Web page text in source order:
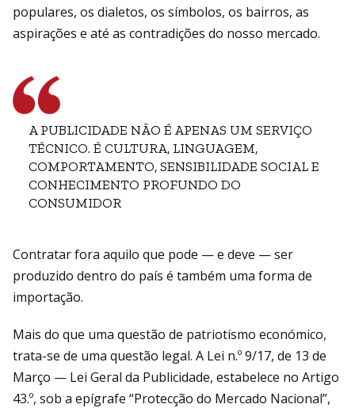
populares, os dialetos, os símbolos, os bairros, as
aspirações e até as contradições do nosso mercado.
A PUBLICIDADE NÃO É APENAS UM SERVIÇO
TÉCNICO. É CULTURA, LINGUAGEM,
COMPORTAMENTO, SENSIBILIDADE SOCIAL E
CONHECIMENTO PROFUNDO DO
CONSUMIDOR
Contratar fora aquilo que pode — e deve — ser
produzido dentro do país é também uma forma de
importação.
Mais do que uma questão de patriotismo económico,
trata-se de uma questão legal. A Lei n.º 9/17, de 13 de
Março — Lei Geral da Publicidade, estabelece no Artigo
43.º, sob a epígrafe “Protecção do Mercado Nacional”,